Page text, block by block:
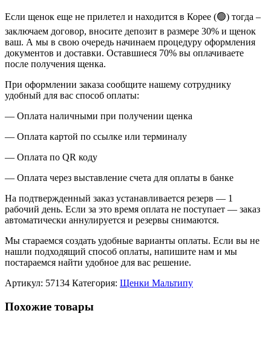
Если щенок еще не прилетел и находится в Корее (🟢) тогда –
заключаем договор, вносите депозит в размере 30% и щенок
ваш. А мы в свою очередь начинаем процедуру оформления
документов и доставки. Оставшиеся 70% вы оплачиваете
после получения щенка.
При оформлении заказа сообщите нашему сотруднику
удобный для вас способ оплаты:
— Оплата наличными при получении щенка
— Оплата картой по ссылке или терминалу
— Оплата по QR коду
— Оплата через выставление счета для оплаты в банке
На подтвержденный заказ устанавливается резерв — 1
рабочий день. Если за это время оплата не поступает — заказ
автоматически аннулируется и резервы снимаются.
Мы стараемся создать удобные варианты оплаты. Если вы не
нашли подходящий способ оплаты, напишите нам и мы
постараемся найти удобное для вас решение.
Артикул: 57134 Категория: Щенки Мальтипу
Похожие товары